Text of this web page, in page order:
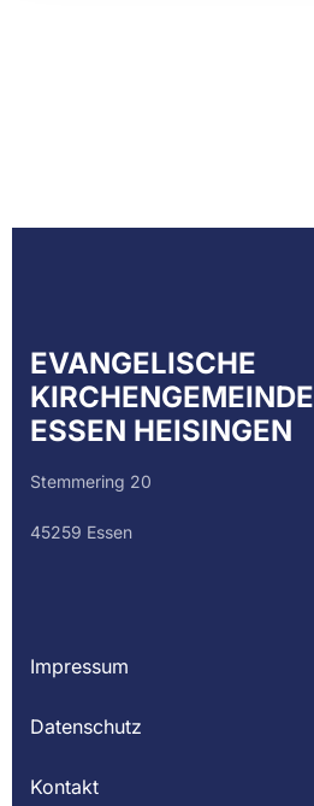
EVANGELISCHE
KIRCHENGEMEINDE
ESSEN HEISINGEN
Stemmering 20
45259 Essen
Impressum
Datenschutz
Kontakt